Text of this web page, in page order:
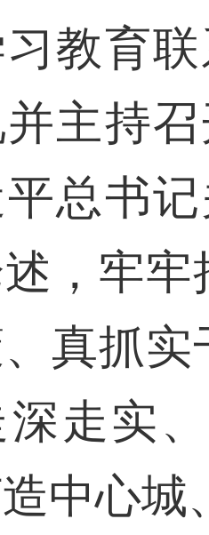
教育
主持
总书
，牢
真抓
走实
中心城